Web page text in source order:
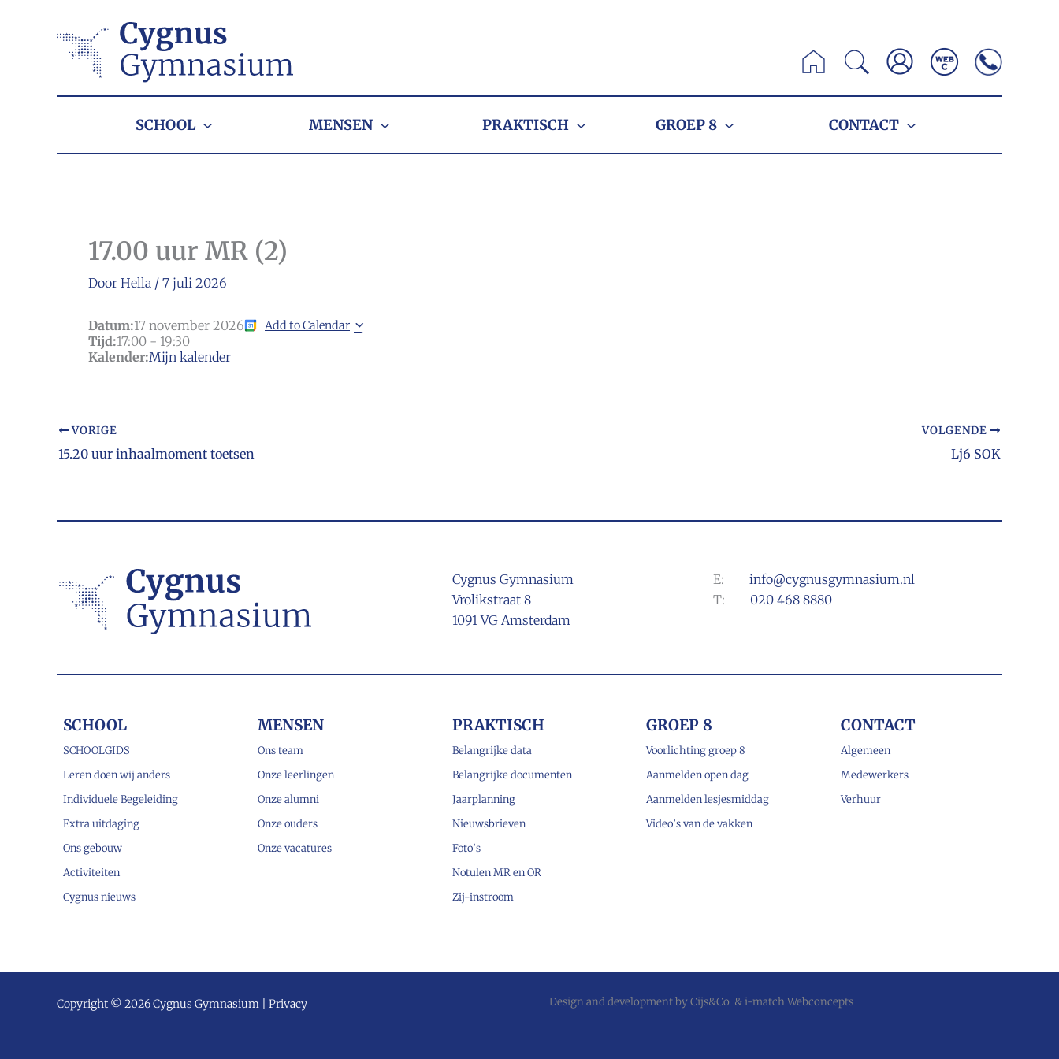
Zoeken
SCHOOL MENSEN PRAKTISCH GROEP 8 CONTACT
17.00 uur MR (2)
Door Hella / 7 juli 2026
Datum:17 november 2026 Add to Calendar
Tijd:17:00 - 19:30
Kalender:Mijn kalender
VORIGE
15.20 uur inhaalmoment toetsen
VOLGENDE
Lj6 SOK
Cygnus Gymnasium
Vrolikstraat 8
1091 VG Amsterdam
E:info@cygnusgymnasium.nl
T: 020 468 8880
SCHOOL
SCHOOLGIDS
Leren doen wij anders
Individuele Begeleiding
Extra uitdaging
Ons gebouw
Activiteiten
Cygnus nieuws
MENSEN
Ons team
Onze leerlingen
Onze alumni
Onze ouders
Onze vacatures
PRAKTISCH
Belangrijke data
Belangrijke documenten
Jaarplanning
Nieuwsbrieven
Foto’s
Notulen MR en OR
Zij-instroom
GROEP 8
Voorlichting groep 8
Aanmelden open dag
Aanmelden lesjesmiddag
Video’s van de vakken
CONTACT
Algemeen
Medewerkers
Verhuur
Copyright © 2026 Cygnus Gymnasium | Privacy Design and development by Cijs&Co &i-match Webconcepts